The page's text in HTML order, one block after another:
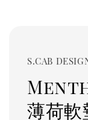
S.CAB
薄荷軟